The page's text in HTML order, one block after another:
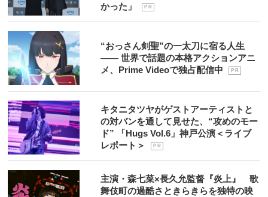
かった」
P R
“おっさん剣聖”の一太刀に宿る人生
―― 世界で話題の本格アクションアニ
メ、Prime Videoで独占配信中
P R
キタニタツヤがゲストアーティストと
の対バンを通して見せた、“攻めのモー
ド” 「Hugs Vol.6」神戸公演＜ライブ
レポート＞
P R
主演・森七菜×長久允監督『炎上』 歌
舞伎町の過酷さときらきらを独特の映